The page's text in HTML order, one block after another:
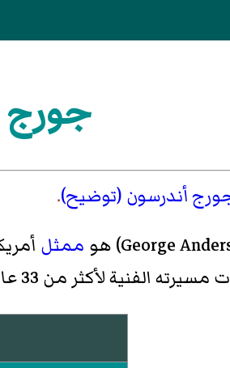
جورج
أندرسون (توضيح).
George)‏ هو ممثل أمريكي
الفنية لأكثر من 33 عاما.